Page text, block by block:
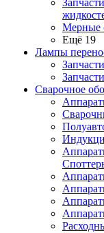
Мерные
Ещё 19
Лампы
Сварочное